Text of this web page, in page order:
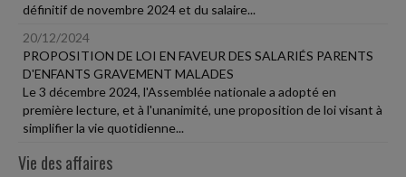
définitif de novembre 2024 et du salaire...
20/12/2024
PROPOSITION DE LOI EN FAVEUR DES SALARIÉS PARENTS
D'ENFANTS GRAVEMENT MALADES
Le 3 décembre 2024, l'Assemblée nationale a adopté en
première lecture, et à l'unanimité, une proposition de loi visant à
simplifier la vie quotidienne...
Vie des affaires